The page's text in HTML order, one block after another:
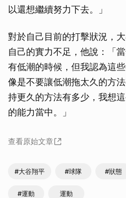
以還想繼續努力下去。」
對於自己目前的打擊狀況，
自己的實力不足，他說：「
有低潮的時候，但我認為這
像是不要讓低潮拖太久的方
持更久的方法有多少，我想
的能力當中。」
查看原始文章
#大谷翔平 #球隊 #狀態
#運動 運動